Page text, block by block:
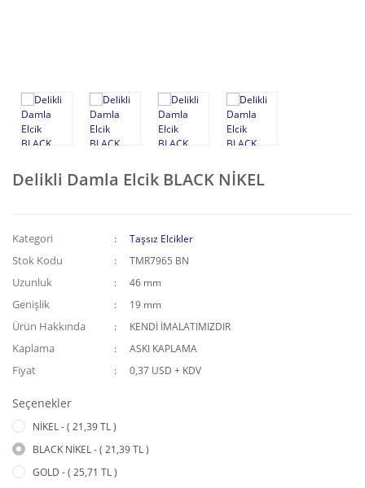
Delikli Damla Elcik BLACK NİKEL
Kategori Taşsız Elcikler
Stok Kodu TMR7965 BN
Uzunluk 46 mm
Genişlik 19 mm
Ürün Hakkında KENDİ İMALATIMIZDIR
Kaplama ASKI KAPLAMA
Fiyat 0,37 USD + KDV
Seçenekler
NİKEL - ( 21,39 TL )
BLACK NİKEL - ( 21,39 TL )
GOLD - ( 25,71 TL )
Kıstırma Tokalar
Zincirli Aksesuarlar